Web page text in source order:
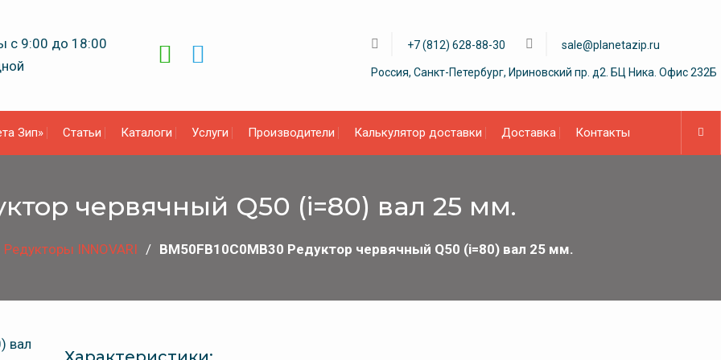
с 9:00 до 18:00
+7 (812) 628-88-30 sale@planetazip.ru
Россия, Санкт-Петербург, Ириновский пр. д2. БЦ Ника. Офис 232Б
Зип» Статьи Каталоги Услуги Производители Калькулятор доставки Доставка Контакты
червячный Q50 (i=80) вал 25 мм.
Редукторы INNOVARI BM50FB10C0MB30 Редуктор червячный Q50 (i=80) вал 25 мм.